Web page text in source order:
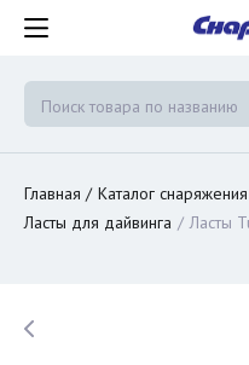
Главная Каталог снаряжения
Ласты для дайвинга
Ласты